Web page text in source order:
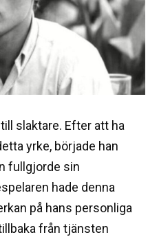
slaktare. Efter att ha
yrke, började han
fullgjorde sin
hade denna
på hans personliga
från tjänsten